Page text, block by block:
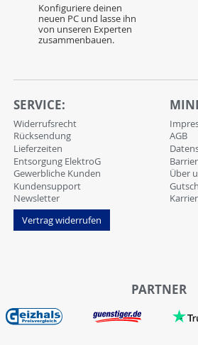
Konfiguriere deinen
neuen PC und lasse ihn
von unseren Experten
zusammenbauen.
SERVICE:
Widerrufsrecht
Rücksendung
Lieferzeiten
Entsorgung ElektroG
Gewerbliche Kunden
Kundensupport
Newsletter
Vertrag widerrufen
AGB
Über
PARTNER